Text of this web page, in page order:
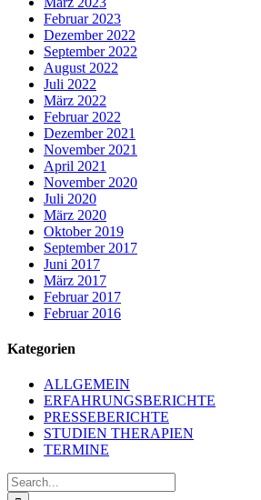
Februar 2023
Dezember 2022
September 2022
August 2022
Juli 2022
März 2022
Februar 2022
Dezember 2021
November 2021
April 2021
November 2020
Juli 2020
März 2020
Oktober 2019
September 2017
Juni 2017
März 2017
Februar 2017
Februar 2016
Kategorien
ALLGEMEIN
ERFAHRUNGSBERICHTE
PRESSEBERICHTE
STUDIEN THERAPIEN
TERMINE
Search
for: